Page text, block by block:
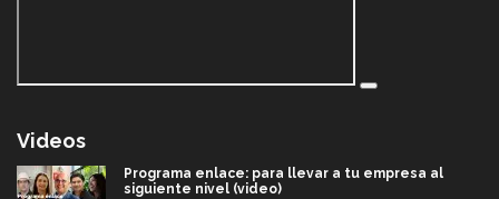
Videos
Programa enlace: para llevar a tu empresa al
siguiente nivel (video)